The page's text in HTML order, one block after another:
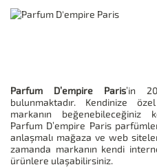
Parfum D’empire Paris’in
bulunmaktadır. Kendinize
markanın beğenebileceğiniz
Parfum D’empire Paris
anlaşmalı mağaza ve web
zamanda markanın kendi
ürünlere ulaşabilirsiniz.